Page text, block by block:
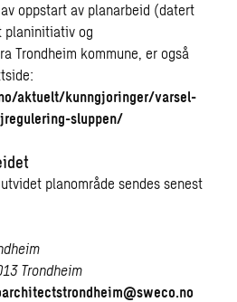
oppstart av planarbeid (datert
planinitiativ og
Trondheim kommune, er også
aktuelt/kunngjoringer/varsel-
sluppen/
planområde sendes senest
Trondheim